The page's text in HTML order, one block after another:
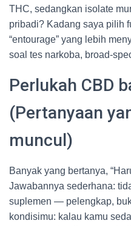
THC, sedangkan isolate
pribadi? Kadang saya pilih
“entourage” yang lebih
soal tes narkoba, broad-
Perlukah CBD
(Pertanyaan
muncul)
Banyak yang bertanya,
Jawabannya sederhana:
suplemen — pelengkap,
kondisimu: kalau kamu